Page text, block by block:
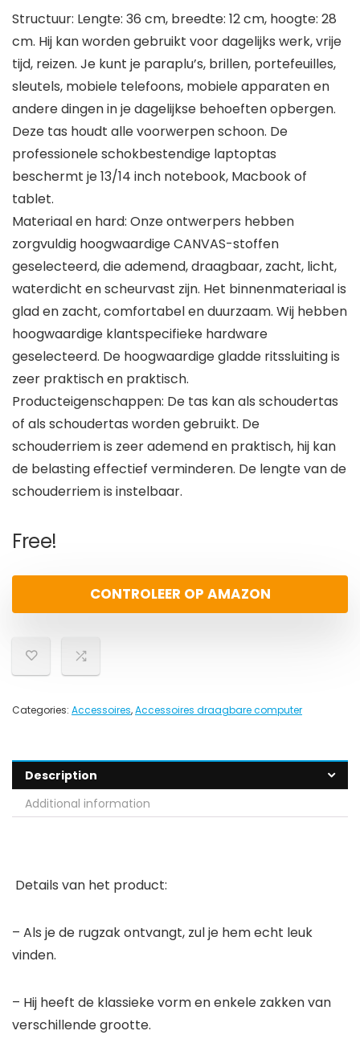
Structuur: Lengte: 36 cm, breedte: 12 cm, hoogte: 28
cm. Hij kan worden gebruikt voor dagelijks werk, vrije
tijd, reizen. Je kunt je paraplu’s, brillen, portefeuilles,
sleutels, mobiele telefoons, mobiele apparaten en
andere dingen in je dagelijkse behoeften opbergen.
Deze tas houdt alle voorwerpen schoon. De
professionele schokbestendige laptoptas
beschermt je 13/14 inch notebook, Macbook of
tablet.
Materiaal en hard: Onze ontwerpers hebben
zorgvuldig hoogwaardige CANVAS-stoffen
geselecteerd, die ademend, draagbaar, zacht, licht,
waterdicht en scheurvast zijn. Het binnenmateriaal is
glad en zacht, comfortabel en duurzaam. Wij hebben
hoogwaardige klantspecifieke hardware
geselecteerd. De hoogwaardige gladde ritssluiting is
zeer praktisch en praktisch.
Producteigenschappen: De tas kan als schoudertas
of als schoudertas worden gebruikt. De
schouderriem is zeer ademend en praktisch, hij kan
de belasting effectief verminderen. De lengte van de
schouderriem is instelbaar.
Free!
CONTROLEER OP AMAZON
Categories: Accessoires,Accessoires draagbare computer
Description
Additional information
Details van het product:
– Als je de rugzak ontvangt, zul je hem echt leuk
vinden.
– Hij heeft de klassieke vorm en enkele zakken van
verschillende grootte.